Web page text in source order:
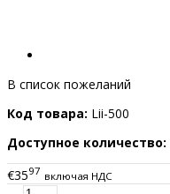
В список пожеланий
Код товара: Lii-500
Доступное количество:
€3597 включая НДС